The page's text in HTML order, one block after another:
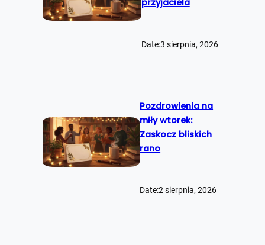
Date:3 sierpnia, 2026
Pozdrowienia na
miły wtorek:
Zaskocz bliskich
rano
Date:2 sierpnia, 2026